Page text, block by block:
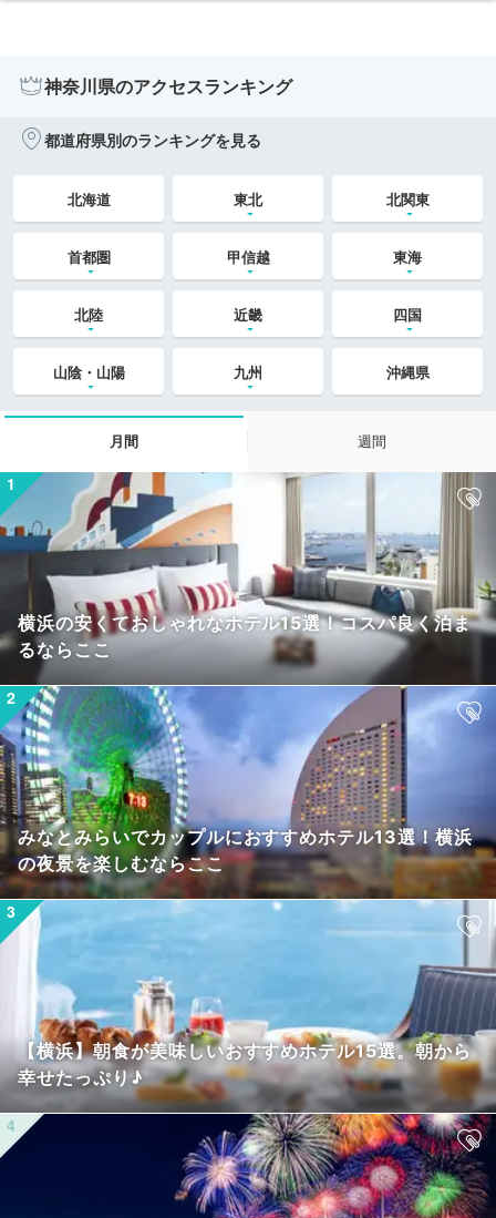
神奈川県のアクセスランキング
都道府県別のランキングを見る
北海道 東北 北関東
首都圏 甲信越 東海
北陸 近畿 四国
山陰・山陽 九州 沖縄県
月間 週間
横浜の安くておしゃれなホテル15選！コスパ良く泊ま
るならここ
みなとみらいでカップルにおすすめホテル13選！横浜
の夜景を楽しむならここ
【横浜】朝食が美味しいおすすめホテル15選。朝から
幸せたっぷり♪